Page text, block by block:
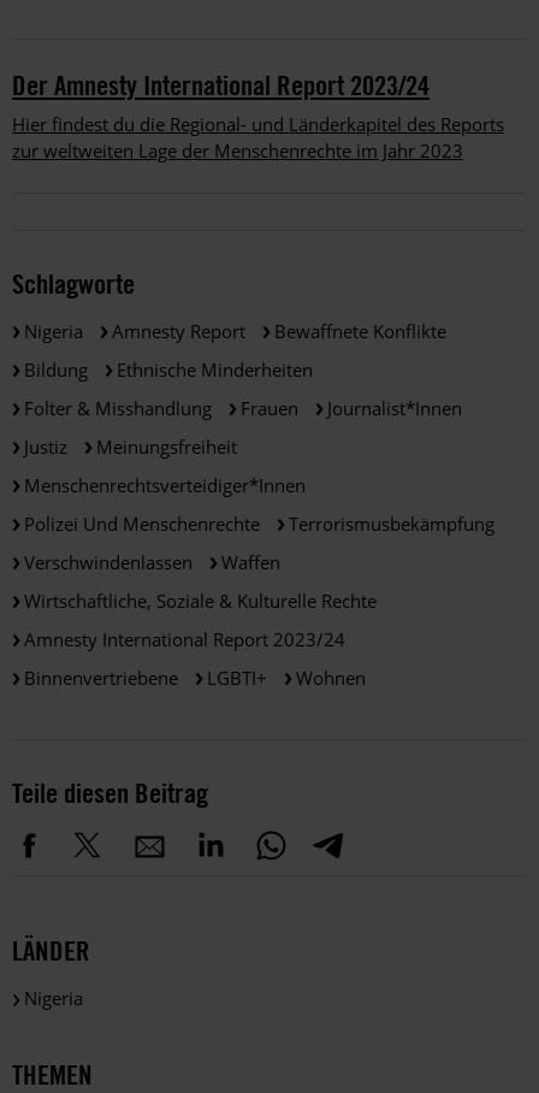
Der Amnesty International Report 2023/24
Hier findest du die Regional- und Länderkapitel des Reports
zur weltweiten Lage der Menschenrechte im Jahr 2023
Schlagworte
Nigeria Amnesty Report
Bewaffnete Konflikte
Bildung
Ethnische Minderheiten
Folter & Misshandlung
Frauen
Journalist*innen
Justiz
Meinungsfreiheit
Menschenrechtsverteidiger*innen
Polizei Und Menschenrechte
Terrorismusbekämpfung
Verschwindenlassen
Waffen
Wirtschaftliche, Soziale & Kulturelle Rechte
Amnesty International Report 2023/24
Binnenvertriebene
LGBTI+ Wohnen
Teile diesen Beitrag
LÄNDER
Nigeria
THEMEN